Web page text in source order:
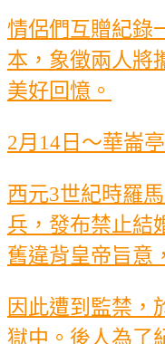
情侶們互贈紀錄
本，象徵兩人將
美好回憶。
2月14日～華崙
西元3世紀時羅
兵，發布禁止結
舊違背皇帝旨意
因此遭到監禁，
獄中。後人為了